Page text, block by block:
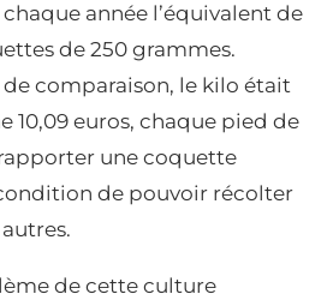
année l’équivalent de
de 250 grammes.
de comparaison, le kilo était
10,09 euros, chaque pied de
une coquette
de pouvoir récolter
de cette culture